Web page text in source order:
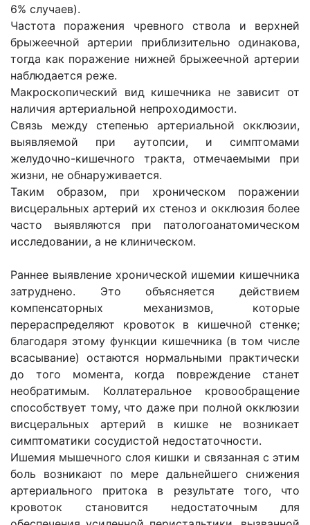
6% случаев).
Частота поражения чревного ствола и верхней
брыжеечной артерии приблизительно одинакова,
тогда как поражение нижней брыжеечной артерии
наблюдается реже.
Макроскопический вид кишечника не зависит от
наличия артериальной непроходимости.
Связь между степенью артериальной окклюзии,
выявляемой при аутопсии, и симптомами
желудочно-кишечного тракта, отмечаемыми при
жизни, не обнаруживается.
Таким образом, при хроническом поражении
висцеральных артерий их стеноз и окклюзия более
часто выявляются при патологоанатомическом
исследовании, а не клиническом.
Раннее выявление хронической ишемии кишечника
затруднено. Это объясняется действием
компенсаторных механизмов, которые
перераспределяют кровоток в кишечной стенке;
благодаря этому функции кишечника (в том числе
всасывание) остаются нормальными практически
до того момента, когда повреждение станет
необратимым. Коллатеральное кровообращение
способствует тому, что даже при полной окклюзии
висцеральных артерий в кишке не возникает
симптоматики сосудистой недостаточности.
Ишемия мышечного слоя кишки и связанная с этим
боль возникают по мере дальнейшего снижения
артериального притока в результате того, что
кровоток становится недостаточным для